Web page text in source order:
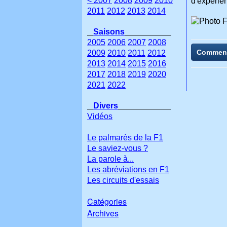
2011 2012 2013 2014
Saisons
2005 2006 2007 2008
2009 2010 2011 2012
2013 2014 2015 2016
2017 2018 2019 2020
2021 2022
Divers
Vidéos
Le palmarès de la F1
Le saviez-vous ?
La parole à...
Les abréviations en F1
Les circuits d'essais
Catégories
Archives